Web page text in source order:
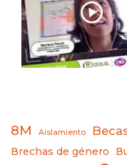
8M Aislamiento
Brechas de género